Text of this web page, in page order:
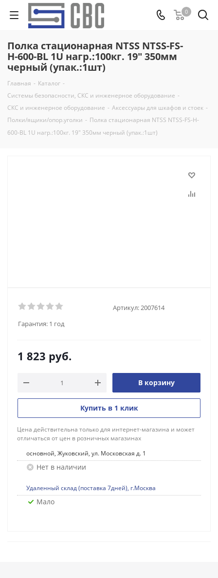
0
Полка стационарная NTSS NTSS-FS-
H-600-BL 1U нагр.:100кг. 19" 350мм
черный (упак.:1шт)
Главная - Каталог -
Системы безопасности, СКС и инженерное оборудование -
СКС и инженерное оборудование - Аксессуары для шкафов и стоек -
Полки/ящики/опор.уголки - Полка стационарная NTSS NTSS-FS-H-
600-BL 1U нагр.:100кг. 19" 350мм черный (упак.:1шт)
Артикул: 2007614
Гарантия: 1 год
1 823 руб.
В корзину
Купить в 1 клик
Цена действительна только для интернет-магазина и может
отличаться от цен в розничных магазинах
основной, Жуковский, ул. Московская д. 1
Нет в наличии
Удаленный склад (поставка 7дней), г.Москва
Мало